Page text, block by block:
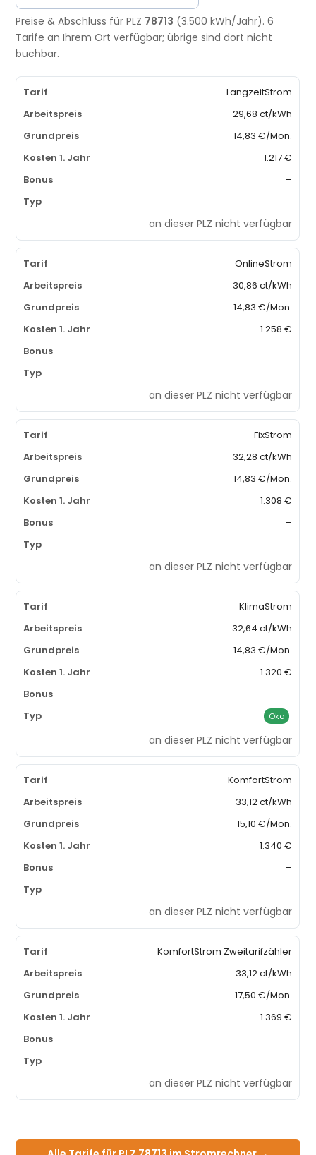
Preise & Abschluss für PLZ 78713 (3.500 kWh/Jahr). 6
Tarife an Ihrem Ort verfügbar; übrige sind dort nicht
buchbar.
LangzeitStrom
29,68 ct/kWh
14,83 €/Mon.
1.217 €
–
an dieser PLZ nicht verfügbar
OnlineStrom
30,86 ct/kWh
14,83 €/Mon.
1.258 €
–
an dieser PLZ nicht verfügbar
FixStrom
32,28 ct/kWh
14,83 €/Mon.
1.308 €
–
an dieser PLZ nicht verfügbar
KlimaStrom
32,64 ct/kWh
14,83 €/Mon.
1.320 €
–
Öko
an dieser PLZ nicht verfügbar
KomfortStrom
33,12 ct/kWh
15,10 €/Mon.
1.340 €
–
an dieser PLZ nicht verfügbar
KomfortStrom Zweitarifzähler
33,12 ct/kWh
17,50 €/Mon.
1.369 €
–
an dieser PLZ nicht verfügbar